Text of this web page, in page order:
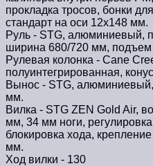
прокладка тросов, бонки
стандарт на оси 12х148 мм.
Руль - STG, алюминиевый,
ширина 680/720 мм,
Рулевая колонка - Cane
полуинтегрированная,
Вынос - STG,
мм.
Вилка - STG ZEN Gold Air,
мм, 34 мм ноги,
блокировка хода,
мм.
Ход вилки - 130